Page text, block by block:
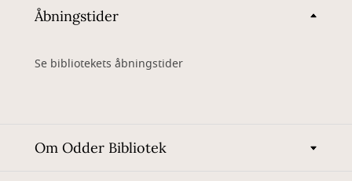
Åbningstider
Se bibliotekets åbningstider
Om Odder Bibliotek